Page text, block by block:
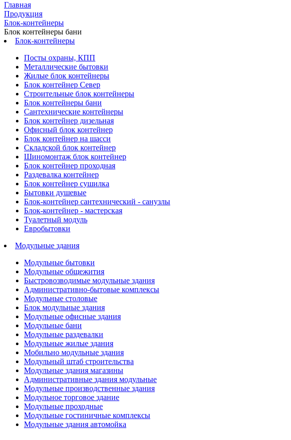
Главная
Продукция
Блок-контейнеры
Блок контейнеры бани
Блок-контейнеры
Посты охраны, КПП
Металлические бытовки
Жилые блок контейнеры
Блок контейнер Север
Строительные блок контейнеры
Блок контейнеры бани
Сантехнические контейнеры
Блок контейнер дизельная
Офисный блок контейнер
Блок контейнер на шасси
Складской блок контейнер
Шиномонтаж блок контейнер
Блок контейнер проходная
Раздевалка контейнер
Блок контейнер сушилка
Бытовки душевые
Блок-контейнер сантехнический - санузлы
Блок-контейнер - мастерская
Туалетный модуль
Евробытовки
Модульные здания
Модульные бытовки
Модульные общежития
Быстровозводимые модульные здания
Административно-бытовые комплексы
Модульные столовые
Блок модульные здания
Модульные офисные здания
Модульные бани
Модульные раздевалки
Модульные жилые здания
Мобильно модульные здания
Модульный штаб строительства
Модульные здания магазины
Административные здания модульные
Модульные производственные здания
Модульное торговое здание
Модульные проходные
Модульные гостиничные комплексы
Модульные здания автомойка